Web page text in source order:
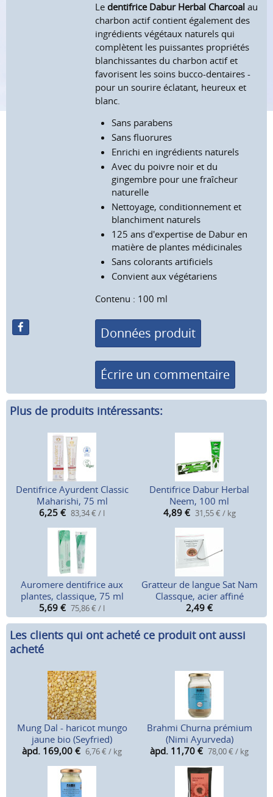
Ledentifrice Dabur Herbal Charcoal au
charbon actif contient également des
ingrédients végétaux naturels qui
complètent les puissantes propriétés
blanchissantes du charbon actif et
favorisent les soins bucco-dentaires -
pour un sourire éclatant, heureux et
blanc.
Sans parabens
Sans fluorures
Enrichi en ingrédients naturels
Avec du poivre noir et du
gingembre pour une fraîcheur
naturelle
Nettoyage, conditionnement et
blanchiment naturels
125 ans d'expertise de Dabur en
matière de plantes médicinales
Sans colorants artificiels
Convient aux végétariens
Contenu : 100 ml
Données produit
Écrire un commentaire
Plus de produits intéressants:
Dentifrice Ayurdent Classic
Maharishi, 75 ml
6,25 € 83,34 € / l
Dentifrice Dabur Herbal
Neem, 100 ml
4,89 € 31,55 € / kg
Auromere dentifrice aux
plantes, classique, 75 ml
5,69 € 75,86 € / l
Gratteur de langue Sat Nam
Classque, acier affiné
2,49 €
Les clients qui ont acheté ce produit ont aussi
acheté
Mung Dal - haricot mungo
jaune bio (Seyfried)
àpd. 169,00 € 6,76 € / kg
Brahmi Churna prémium
(Nimi Ayurveda)
àpd. 11,70 € 78,00 € / kg